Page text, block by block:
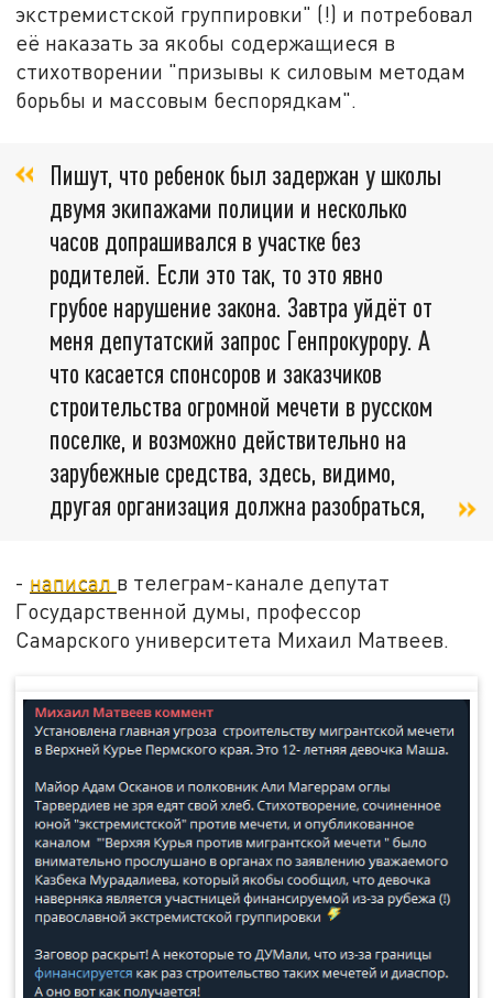
экстремистской группировки" (!) и потребовал
её наказать за якобы содержащиеся в
стихотворении "призывы к силовым методам
борьбы и массовым беспорядкам".
Пишут, что ребенок был задержан у школы
двумя экипажами полиции и несколько
часов допрашивался в участке без
родителей. Если это так, то это явно
грубое нарушение закона. Завтра уйдёт от
меня депутатский запрос Генпрокурору. А
что касается спонсоров и заказчиков
строительства огромной мечети в русском
поселке, и возможно действительно на
зарубежные средства, здесь, видимо,
другая организация должна разобраться,
- написал в телеграм-канале депутат
Государственной думы, профессор
Самарского университета Михаил Матвеев.